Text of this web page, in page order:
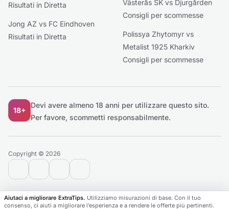
Risultati in Diretta
Jong AZ vs FC Eindhoven
Risultati in Diretta
Västerås SK vs Djurgården
Consigli per scommesse
Polissya Zhytomyr vs
Metalist 1925 Kharkiv
Consigli per scommesse
18+
Devi avere almeno 18 anni per utilizzare questo sito.
Per favore, scommetti responsabilmente.
contact@extratips.com
youtubetwitter reddit
Copyright © 2026
Aiutaci a migliorare ExtraTips. Utilizziamo misurazioni di base. Con il tuo
consenso, ci aiuti a migliorare l’esperienza e a rendere le offerte più pertinenti.